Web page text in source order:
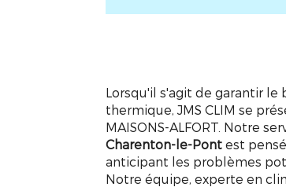
Lorsqu'il s'agit de garantir
thermique, JMS CLIM se
MAISONS-ALFORT. Notre
Charenton-le-Pont est
anticipant les problèmes
Notre équipe, experte en